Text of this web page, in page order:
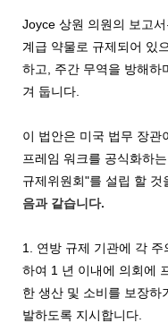
Joyce 상원 의원의 보고
계급 약물로 규제되어 있
하고, 주간 무역을 방해하
겨 둡니다.
이 법안은 미국 ​​법무 장관
프레임 워크를 공식화하
규제위원회"를 설립 할 것
음과 같습니다.
1. 연방 규제 기관에 각
하여 1 년 이내에 의회에
한 생산 및 소비를 보장하
발하도록 지시합니다.